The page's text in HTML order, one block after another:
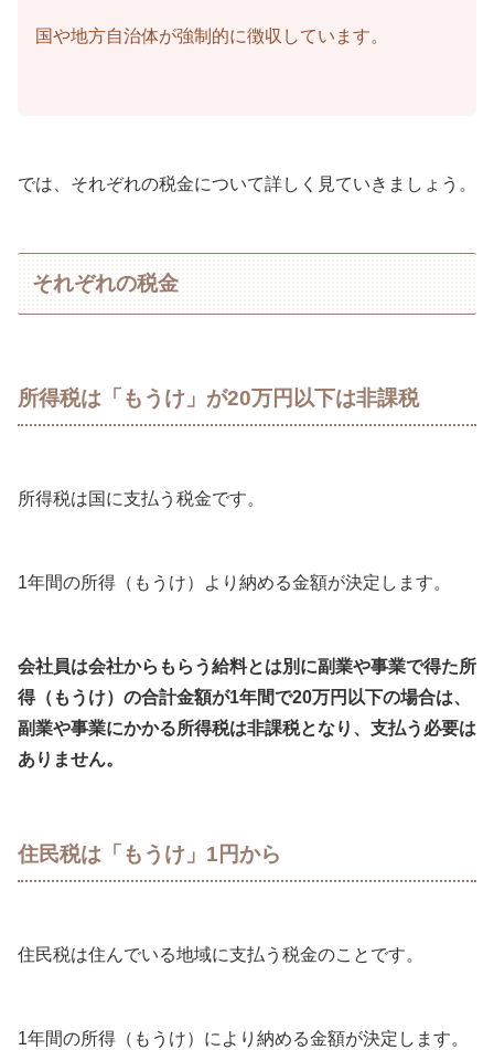
国や地方自治体が強制的に徴収しています。
では、それぞれの税金について詳しく見ていきましょう。
それぞれの税金
所得税は「もうけ」が20万円以下は非課税
所得税は国に支払う税金です。
1年間の所得（もうけ）より納める金額が決定します。
会社員は会社からもらう給料とは別に副業や事業で得た所
得（もうけ）の合計金額が1年間で20万円以下の場合は、
副業や事業にかかる所得税は非課税となり、支払う必要は
ありません。
住民税は「もうけ」1円から
住民税は住んでいる地域に支払う税金のことです。
1年間の所得（もうけ）により納める金額が決定します。